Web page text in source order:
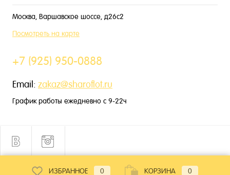
Москва, Варшавское шоссе, д26с2
Посмотреть на карте
+7 (925) 950-0888
Email: zakaz@sharoflot.ru
График работы ежедневно с 9-22ч
ИЗБРАННОЕ 0 КОРЗИНА 0